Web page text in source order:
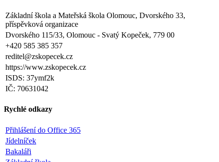
Základní škola a Mateřská škola Olomouc, Dvorského 33,
příspěvková organizace
Dvorského 115/33, Olomouc - Svatý Kopeček, 779 00
+420 585 385 357
reditel@zskopecek.cz
https://www.zskopecek.cz
ISDS: 37ymf2k
IČ: 70631042
Rychlé odkazy
Přihlášení do Office 365
Jídelníček
Bakaláři